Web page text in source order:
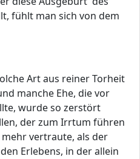
fühlt man sich von dem
Art aus reiner Torheit
manche Ehe, die vor
wurde so zerstört
der zum Irrtum führen
vertraute, als der
Erlebens, in der allein